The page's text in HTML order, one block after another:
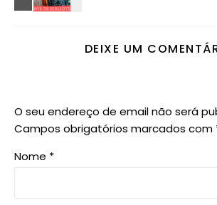
DEIXE UM
O seu endereço de email não será
Campos obrigatórios marcados com
Nome *